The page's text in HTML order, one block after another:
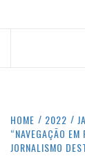
HOME 2022
“NAVEGAÇÃO EM
JORNALISMO